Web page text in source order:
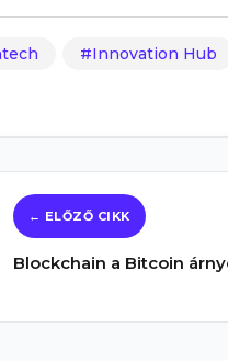
Innovation Hub
Blockchain a Bitcoin